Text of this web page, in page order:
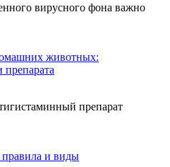
вирусного фона важно
животных:
препарата
препарат
правила и виды